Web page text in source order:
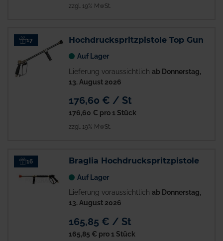
zzgl. 19% MwSt.
17 Hochdruckspritzpistole Top Gun
Auf Lager
Lieferung voraussichtlich ab Donnerstag,
13. August 2026
176,60 € / St
176,60 € pro 1 Stück
zzgl. 19% MwSt.
16 Braglia Hochdruckspritzpistole
Auf Lager
Lieferung voraussichtlich ab Donnerstag,
13. August 2026
165,85 € / St
165,85 € pro 1 Stück